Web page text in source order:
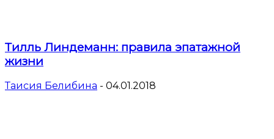
Тилль Линдеманн: правила эпатажной
жизни
Таисия Белибина - 04.01.2018